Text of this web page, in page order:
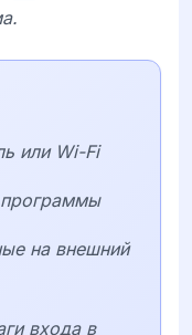
или Wi-Fi
на внешний
входа в